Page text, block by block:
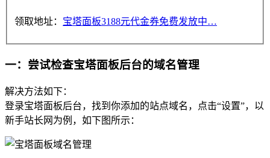
领取地址： 宝塔面板3188元代金券免费发放中…
一：尝试检查宝塔面板后台的域名管理
解决方法如下：
登录宝塔面板后台，找到你添加的站点域名，点击“设置”，以
新手站长网为例，如下图所示：